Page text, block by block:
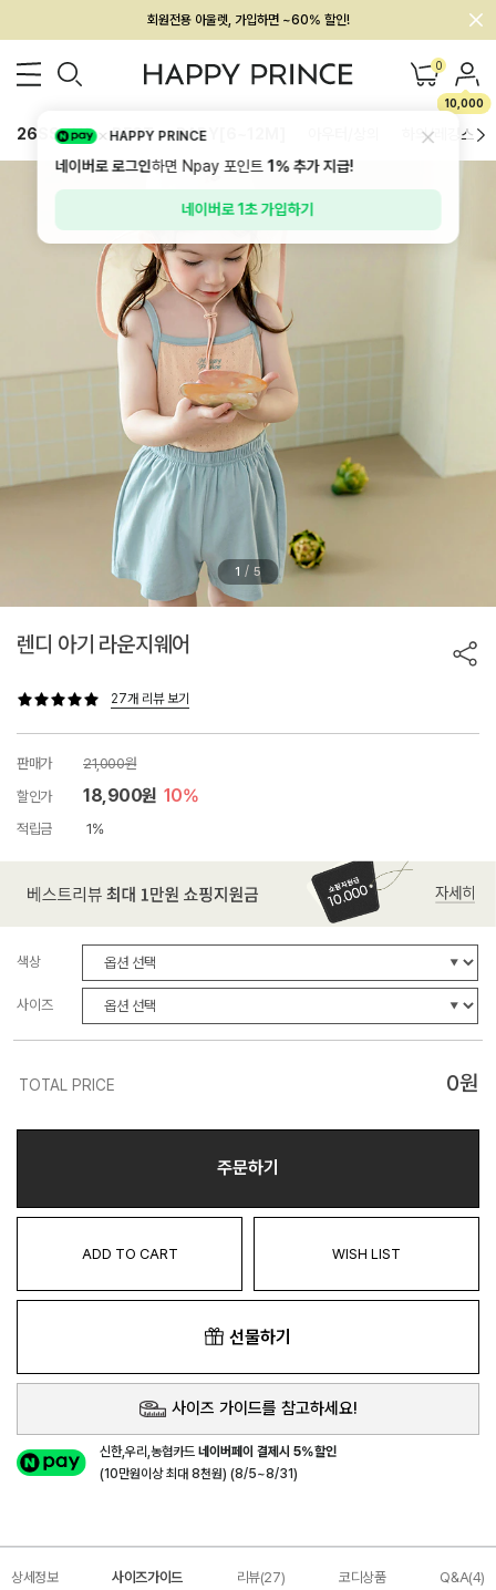
회원전용 아울렛, 가입하면 ~60% 할인!
멤버십 최대 28,000원 혜택 0
10,000
26SS 신상 BEST BABY[6~12M] 하의/레깅스
1 / 5
렌디 아기 라운지웨어
27개 리뷰 보기
판매가
21,000원
할인가
18,900원 10%
적립금 1%
색상
사이즈
TOTAL PRICE 0원
주문하기
ADD TO CART WISH LIST
선물하기
사이즈 가이드를 참고하세요!
신한,우리,농협카드네이버페이 결제시 5%할인
(10만원이상 최대 8천원) (8/5~8/31)
상세정보 사이즈가이드 리뷰(27) 코디상품 Q&A(4)
HAPPY PRINCE
네이버로 로그인하면 Npay 포인트1%추가 지급!
네이버로 1초 가입하기